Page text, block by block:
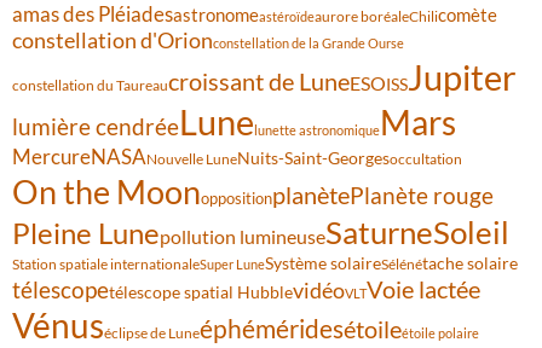
amas des Pléiadesastronomeastéroïdeaurore boréaleChilicomète
constellation d'Orionconstellation de la Grande Ourse
constellation du Taureaucroissant de LuneESOISSJupiter
lumière cendréeLune lunette astronomiqueMars
MercureNASANouvelle LuneNuits-Saint-Georgesoccultation
On the MoonoppositionplanètePlanète rouge
Pleine Lunepollution lumineuseSaturneSoleil
Station spatiale internationaleSuper LuneSystème solaireSélénétache solaire
télescopetélescope spatial HubblevidéoVLTVoie lactée
Vénuséclipse de Luneéphéméridesétoileétoile polaire